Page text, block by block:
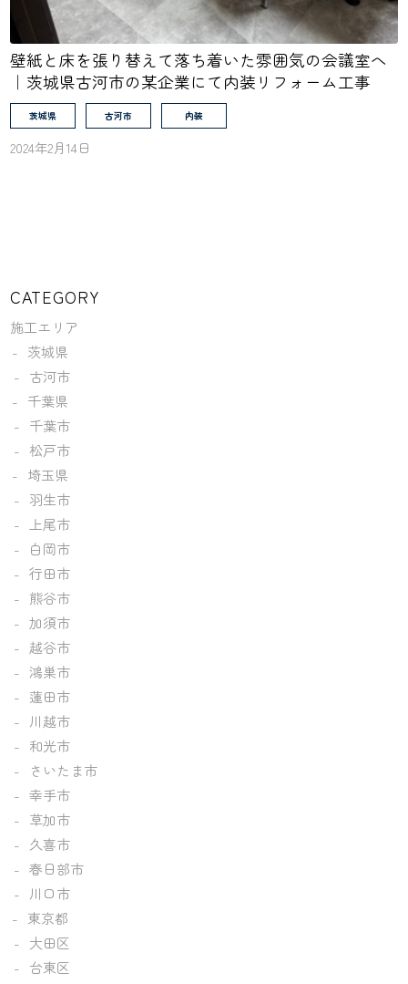
壁紙と床を張り替えて落ち着いた雰囲気の会議室へ
｜茨城県古河市の某企業にて内装リフォーム工事
茨城県 古河市 内装
2024年2月14日
CATEGORY
施工エリア
茨城県
古河市
千葉県
千葉市
松戸市
埼玉県
羽生市
上尾市
白岡市
行田市
熊谷市
加須市
越谷市
鴻巣市
蓮田市
川越市
和光市
さいたま市
幸手市
草加市
久喜市
春日部市
川口市
東京都
大田区
台東区